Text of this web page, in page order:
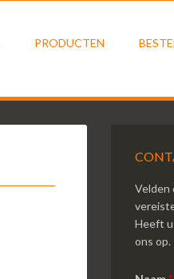
PRODUCTEN
Velden
Heeft
ons op.